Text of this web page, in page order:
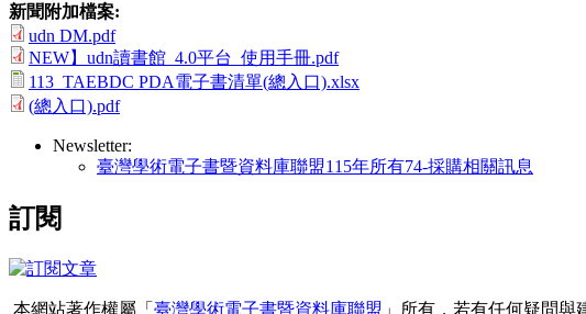
新聞附加檔案:
udn DM.pdf
NEW】udn讀書館_4.0平台_使用手冊.pdf
113_TAEBDC PDA電子書清單(總入口).xlsx
(總入口).pdf
Newsletter:
臺灣學術電子書暨資料庫聯盟115年所有74-採購相關訊息
訂閱
本網站著作權屬「 臺灣學術電子書暨資料庫聯盟 」所有，若有任何疑問與